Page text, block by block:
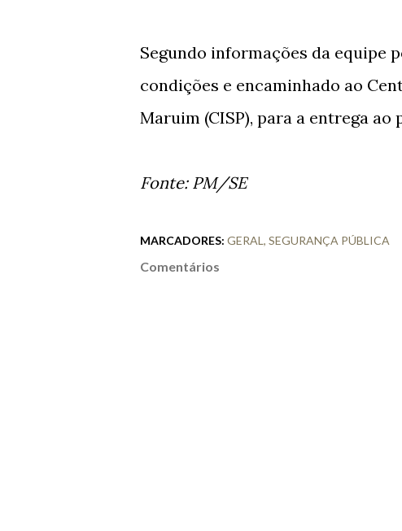
Segundo informações da equipe
condições e encaminhado ao
Maruim (CISP), para a entrega
Fonte: PM/SE
MARCADORES: GERAL SEGURANÇA PÚBLICA
Comentários